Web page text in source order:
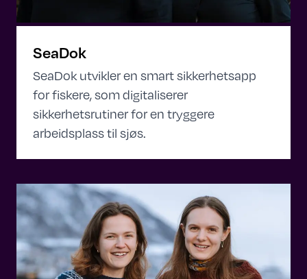
SeaDok
SeaDok utvikler en smart sikkerhetsapp
for fiskere, som digitaliserer
sikkerhetsrutiner for en tryggere
arbeidsplass til sjøs.